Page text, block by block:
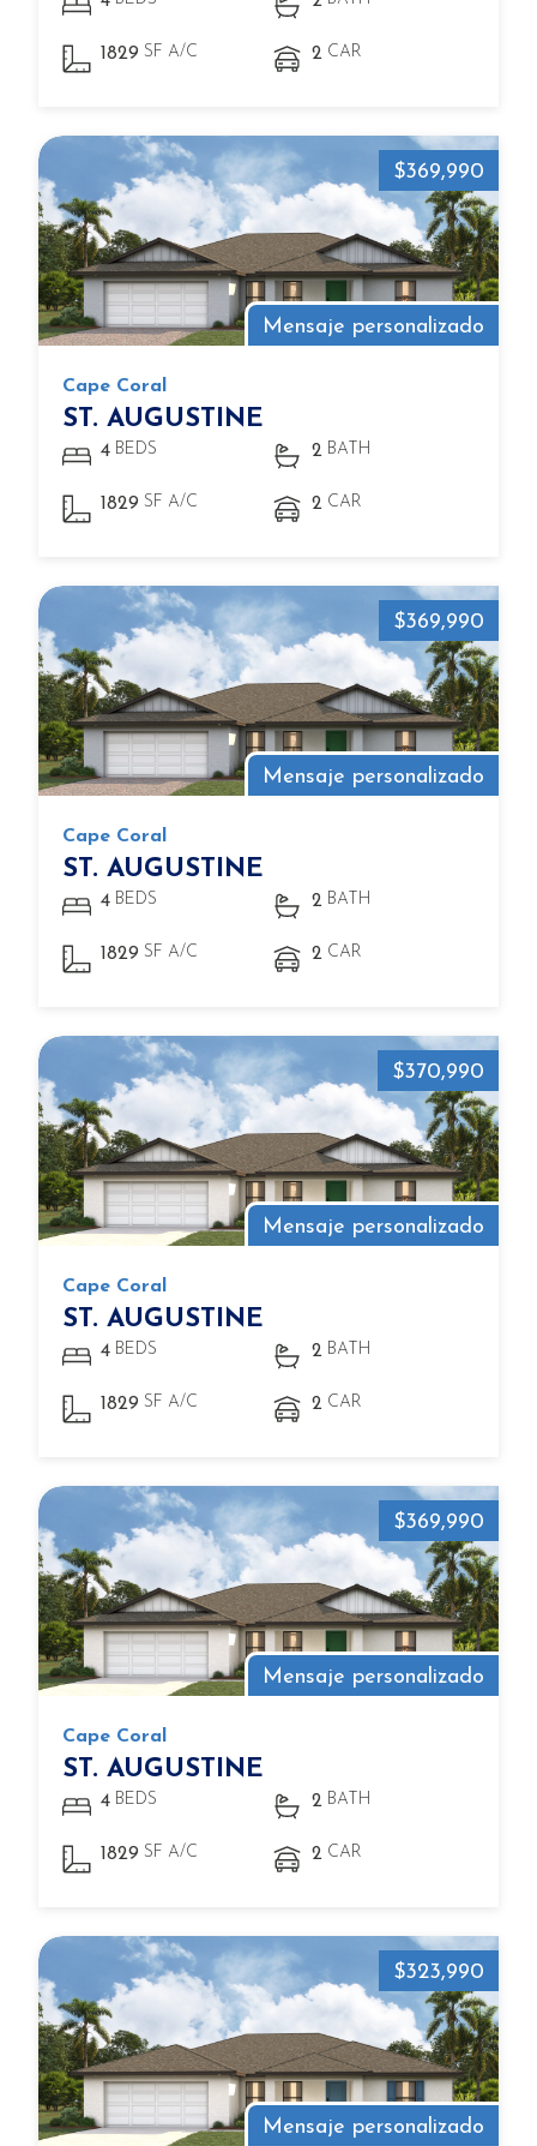
1829 SF A/C 2 CAR
Mensaje personalizado
$369,990
Cape Coral
ST. AUGUSTINE
4 BEDS 2 BATH
1829 SF A/C 2 CAR
Mensaje personalizado
$369,990
Cape Coral
ST. AUGUSTINE
4 BEDS 2 BATH
1829 SF A/C 2 CAR
Mensaje personalizado
$370,990
Cape Coral
ST. AUGUSTINE
4 BEDS 2 BATH
1829 SF A/C 2 CAR
Mensaje personalizado
$369,990
Cape Coral
ST. AUGUSTINE
4 BEDS 2 BATH
1829 SF A/C 2 CAR
Mensaje personalizado
$323,990